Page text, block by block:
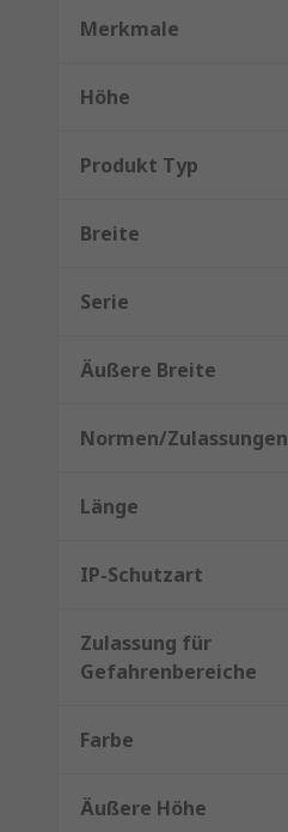
Merkmale
Höhe
Produkt Typ
Breite
Serie
Äußere Breite
Normen/Zulassungen
Länge
IP-Schutzart
Zulassung für
Gefahrenbereiche
Farbe
Äußere Höhe